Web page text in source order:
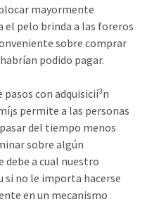
mayormente
pelo brinda a las foreros
sobre comprar
podido pagar.
con adquisicií³n
permite a las personas
del tiempo menos
sobre algún
debe a cual nuestro
si no le importa hacerse
en un mecanismo